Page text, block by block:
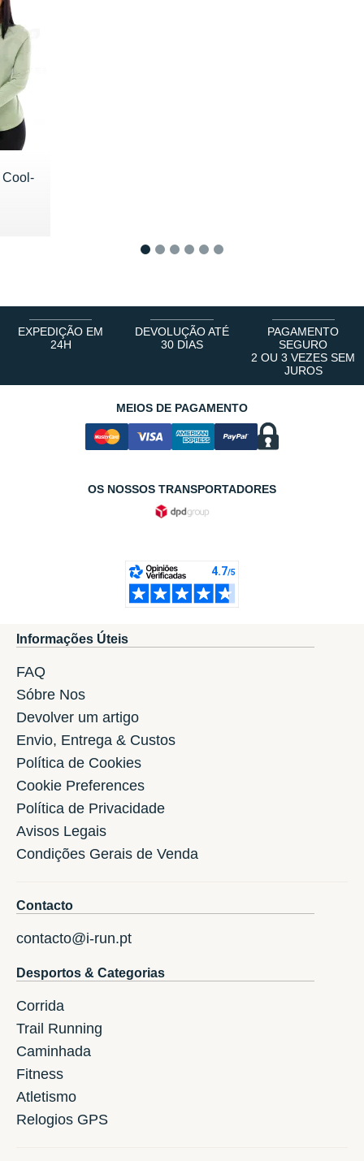
Cool-
EXPEDIÇÃO EM
24H
DEVOLUÇÃO ATÉ
30 DIAS
PAGAMENTO
SEGURO
2 OU 3 VEZES SEM
JUROS
MEIOS DE PAGAMENTO
OS NOSSOS TRANSPORTADORES
Informações Úteis
FAQ
Sóbre Nos
Devolver um artigo
Envio, Entrega & Custos
Política de Cookies
Cookie Preferences
Política de Privacidade
Avisos Legais
Condições Gerais de Venda
Contacto
contacto@i-run.pt
Desportos & Categorias
Corrida
Trail Running
Caminhada
Fitness
Atletismo
Relogios GPS